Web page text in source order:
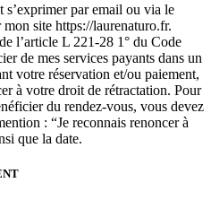
s’exprimer par email ou via le
site https://laurenaturo.fr.
l’article L 221-28 1° du Code
de mes services payants dans un
votre réservation et/ou paiement,
à votre droit de rétractation. Pour
du rendez-vous, vous devez
: “Je reconnais renoncer à
que la date.